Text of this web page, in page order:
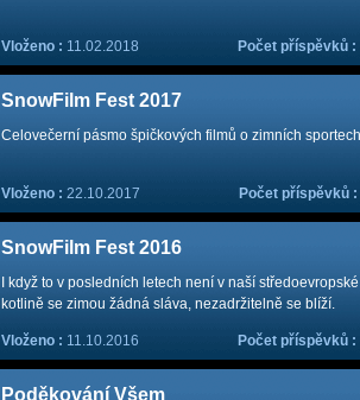
Vloženo : 11.02.2018 Počet příspěvků :
SnowFilm Fest 2017
Celovečerní pásmo špičkových filmů o zimních
Vloženo : 22.10.2017 Počet příspěvků :
SnowFilm Fest 2016
I když to v posledních letech není v naší středoevropské
kotlině se zimou žádná sláva, nezadržitelně se blíží.
Vloženo : 11.10.2016 Počet příspěvků :
Poděkování Všem